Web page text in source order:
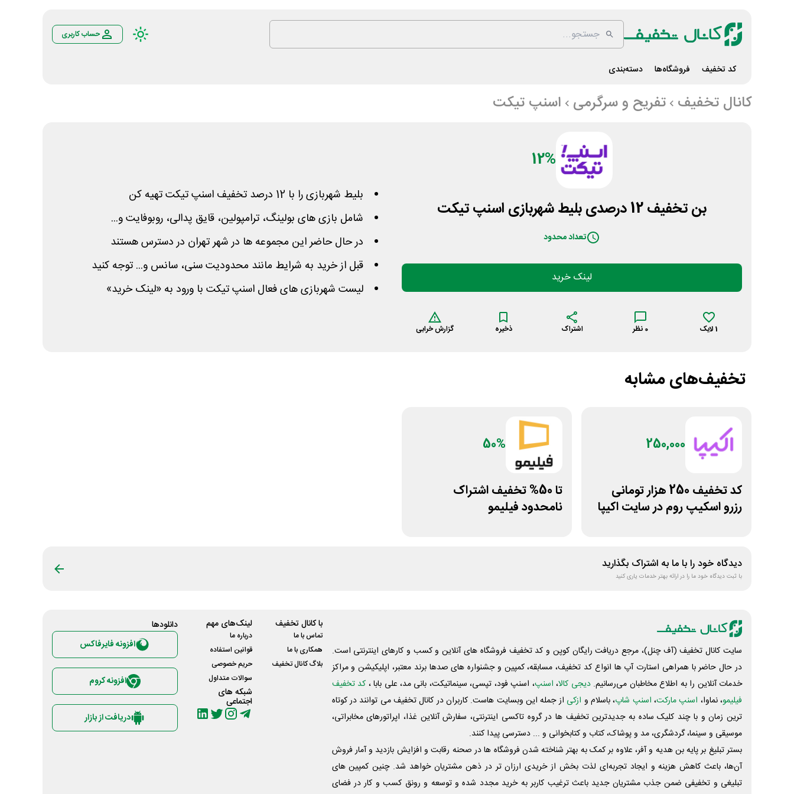
حساب کاربری
کد تخفیف فروشگاه‌ها دسته‌بندی
کانال تخفیف تفریح و سرگرمی اسنپ تیکت
12%
بن تخفیف 12 درصدی بلیط شهربازی اسنپ تیکت
تعداد محدود
لینک خرید
1 لایک 0 نظر اشتراک ذخیره گزارش خرابی
بلیط شهربازی را با 12 درصد تخفیف اسنپ تیکت تهیه کن
شامل بازی های بولینگ، ترامپولین، قایق پدالی، روبوفایت و...
در حال حاضر این مجموعه ها در شهر تهران در دسترس هستند
قبل از خرید به شرایط مانند محدودیت سنی، سانس و... توجه کنید
لیست شهربازی های فعال اسنپ تیکت با ورود به «لینک خرید»
تخفیف‌های مشابه
250,000
کد تخفیف 250 هزار تومانی
رزرو اسکیپ روم در سایت اکیپا
50%
تا 50% تخفیف اشتراک
نامحدود فیلیمو
دیدگاه خود را با ما به اشتراک بگذارید
با ثبت دیدگاه خود ما را در ارائه بهتر خدمات یاری کنید
سایت کانال تخفیف (آف چنل)، مرجع دریافت رایگان کوپن و کد تخفیف فروشگاه های آنلاین و کسب و‌ کارهای اینترنتی است.
در حال حاضر با همراهی استارت آپ ها انواع کد تخفیف، مسابقه، کمپین و جشنواره های صدها برند معتبر، اپلیکیشن و مراکز
خدمات آنلاین را به اطلاع مخاطبان می‌رسانیم. دیجی کالا، اسنپ، اسنپ فود، تپسی، سینماتیکت، بانی مد، علی‌ بابا ، کد تخفیف
فیلیمو، نماوا، اسنپ مارکت، اسنپ شاپ، باسلام و ازکی از جمله این وبسایت ‌هاست. کاربران در کانال تخفیف می توانند در کوتاه
ترین زمان و با چند کلیک ساده به جدیدترین تخفیف ها در گروه تاکسی اینترنتی، سفارش آنلاین غذا، اپراتورهای مخابراتی،
موسیقی و سینما، گردشگری، مد و پوشاک، کتاب و کتابخوانی و ... دسترسی پیدا کنند.
بستر تبلیغ بر پایه بن هدیه و آفر، علاوه بر کمک به بهتر شناخته شدن فروشگاه ها در صحنه رقابت و افزایش بازدید و آمار فروش
آن‌ها، باعث کاهش هزینه و ایجاد تجربه‌ای لذت بخش از خریدی ارزان تر در ذهن مشتریان خواهد شد. چنین کمپین های
تبلیغی و تخفیفی ضمن جذب مشتریان جدید باعث ترغیب کاربر به خرید مجدد شده و توسعه و رونق کسب و کار در فضای
با کانال تخفیف
تماس با ما
همکاری با ما
بلاگ کانال تخفیف
لینک‌های مهم
درباره ما
قوانین استفاده
حریم خصوصی
سوالات متداول
شبکه های
اجتماعی
دانلود‌ها
افزونه فایرفاکس
افزونه کروم
دریافت از بازار